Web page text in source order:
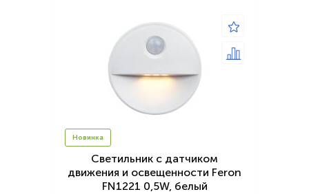
Новинка
Светильник с датчиком
движения и освещенности Feron
FN1221 0,5W, белый